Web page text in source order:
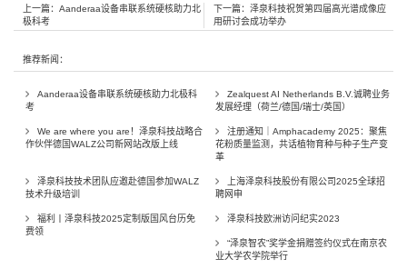
上一篇： Aanderaa设备串联系统硬核助力北
极科考
下一篇： 泽泉科技祝贺第四届高光谱成像应
用研讨会成功举办
推荐新闻：
Aanderaa设备串联系统硬核助力北极科
考
Zealquest AI Netherlands B.V.诚聘业务
发展经理（荷兰/德国/瑞士/英国）
We are where you are！泽泉科技战略合
作伙伴德国WALZ公司新网站改版上线
注册通知｜Amphacademy 2025：聚焦
花粉质量监测，共话植物育种与种子生产变
革
泽泉科技技术团队应邀赴德国参加WALZ
技术升级培训
上海泽泉科技股份有限公司2025全球招
聘网申
福利丨泽泉科技2025定制版国风台历免
费领
泽泉科技欧洲访问纪实2023
“泽泉智农”奖学金捐赠签约仪式在南京农
业大学农学院举行